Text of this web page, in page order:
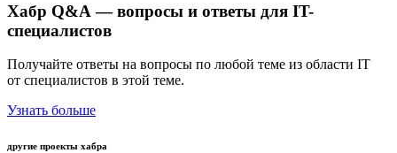
Хабр Q&A — вопросы и ответы для IT-
специалистов
Получайте ответы на вопросы по любой теме из области IT
от специалистов в этой теме.
Узнать больше
другие проекты хабра